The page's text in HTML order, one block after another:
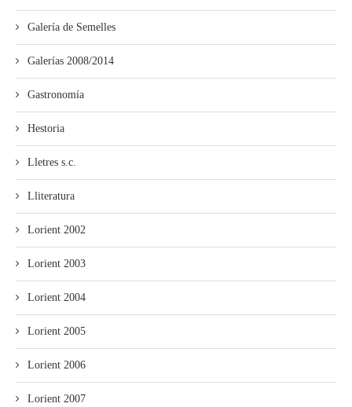
Galería de Semelles
Galerías 2008/2014
Gastronomía
Hestoria
Lletres s.c.
Lliteratura
Lorient 2002
Lorient 2003
Lorient 2004
Lorient 2005
Lorient 2006
Lorient 2007